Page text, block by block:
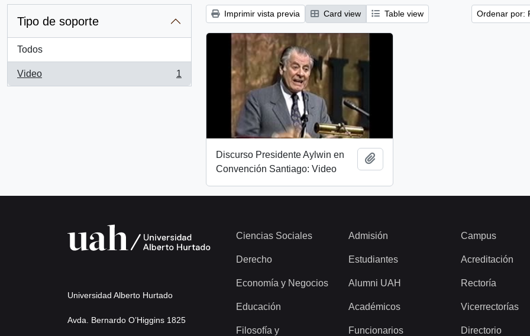
Tipo de soporte
Todos
Video
, 1 resultados
1
Imprimir vista previa Card view Table view Ordenar por:
Discurso Presidente Aylwin en
Convención Santiago: Video
Universidad Alberto Hurtado
Avda. Bernardo O’Higgins 1825
Ciencias Sociales
Derecho
Economía y Negocios
Educación
Filosofía y
Admisión
Estudiantes
Alumni UAH
Académicos
Funcionarios
Campus
Acreditación
Rectoría
Vicerrectorías
Directorio